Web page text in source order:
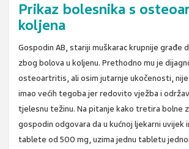
Prikaz bolesnika s
koljena
Gospodin AB, stariji muškarac krupnije građe
zbog bolova u koljenu. Prethodno mu je
osteoartritis, ali osim jutarnje ukočenosti,
imao većih tegoba jer redovito vježba i
tjelesnu težinu. Na pitanje kako tretira bolne
gospodin odgovara da u kućnoj ljekarni uvijek
tablete od 500 mg, uzima jednu tabletu